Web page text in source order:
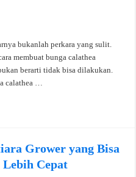
bukanlah perkara yang sulit.
membuat bunga calathea
berarti tidak bisa dilakukan.
calathea …
Grower yang Bisa
Lebih Cepat